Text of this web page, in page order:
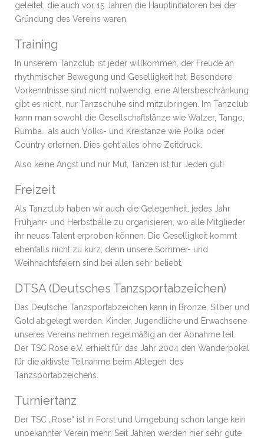
geleitet, die auch vor 15 Jahren die Hauptinitiatoren bei der
Gründung des Vereins waren.
Training
In unserem Tanzclub ist jeder willkommen, der Freude an
rhythmischer Bewegung und Geselligkeit hat. Besondere
Vorkenntnisse sind nicht notwendig, eine Altersbeschränkung
gibt es nicht, nur Tanzschuhe sind mitzubringen. Im Tanzclub
kann man sowohl die Gesellschaftstänze wie Walzer, Tango,
Rumba… als auch Volks- und Kreistänze wie Polka oder
Country erlernen. Dies geht alles ohne Zeitdruck.
Also keine Angst und nur Mut, Tanzen ist für Jeden gut!
Freizeit
Als Tanzclub haben wir auch die Gelegenheit, jedes Jahr
Frühjahr- und Herbstbälle zu organisieren, wo alle Mitglieder
ihr neues Talent erproben können. Die Geselligkeit kommt
ebenfalls nicht zu kurz, denn unsere Sommer- und
Weihnachtsfeiern sind bei allen sehr beliebt.
DTSA (Deutsches Tanzsportabzeichen)
Das Deutsche Tanzsportabzeichen kann in Bronze, Silber und
Gold abgelegt werden. Kinder, Jugendliche und Erwachsene
unseres Vereins nehmen regelmäßig an der Abnahme teil.
Der TSC Rose e.V. erhielt für das Jahr 2004 den Wanderpokal
für die aktivste Teilnahme beim Ablegen des
Tanzsportabzeichens.
Turniertanz
Der TSC „Rose“ ist in Forst und Umgebung schon lange kein
unbekannter Verein mehr. Seit Jahren werden hier sehr gute